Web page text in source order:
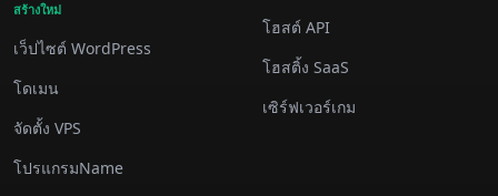
สร้างใหม่
เว็ปไซต์ WordPress
โดเมน
จัดตั้ง VPS
โปรแกรมName
โฮสต์ API
โฮสติ้ง SaaS
เซิร์ฟเวอร์เกม